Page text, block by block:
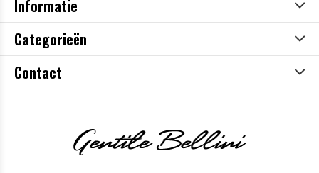
Informatie
Categorieën
Contact